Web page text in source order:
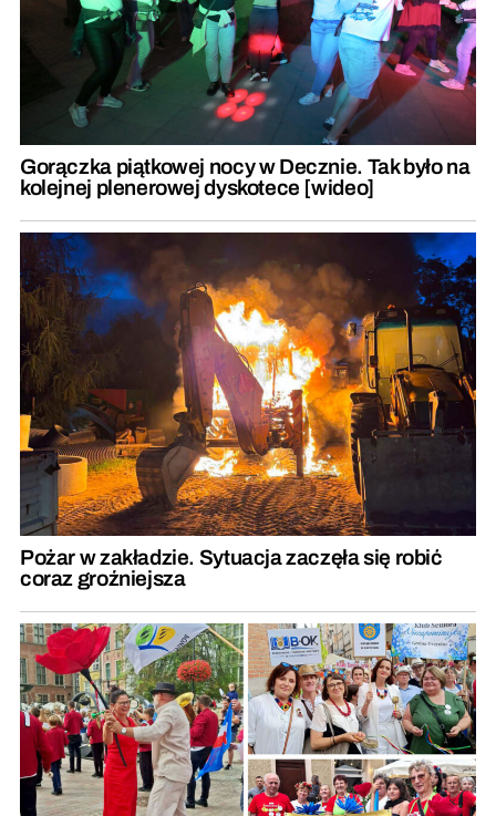
Gorączka piątkowej nocy w Decznie. Tak było na
kolejnej plenerowej dyskotece [wideo]
Pożar w zakładzie. Sytuacja zaczęła się robić
coraz groźniejsza